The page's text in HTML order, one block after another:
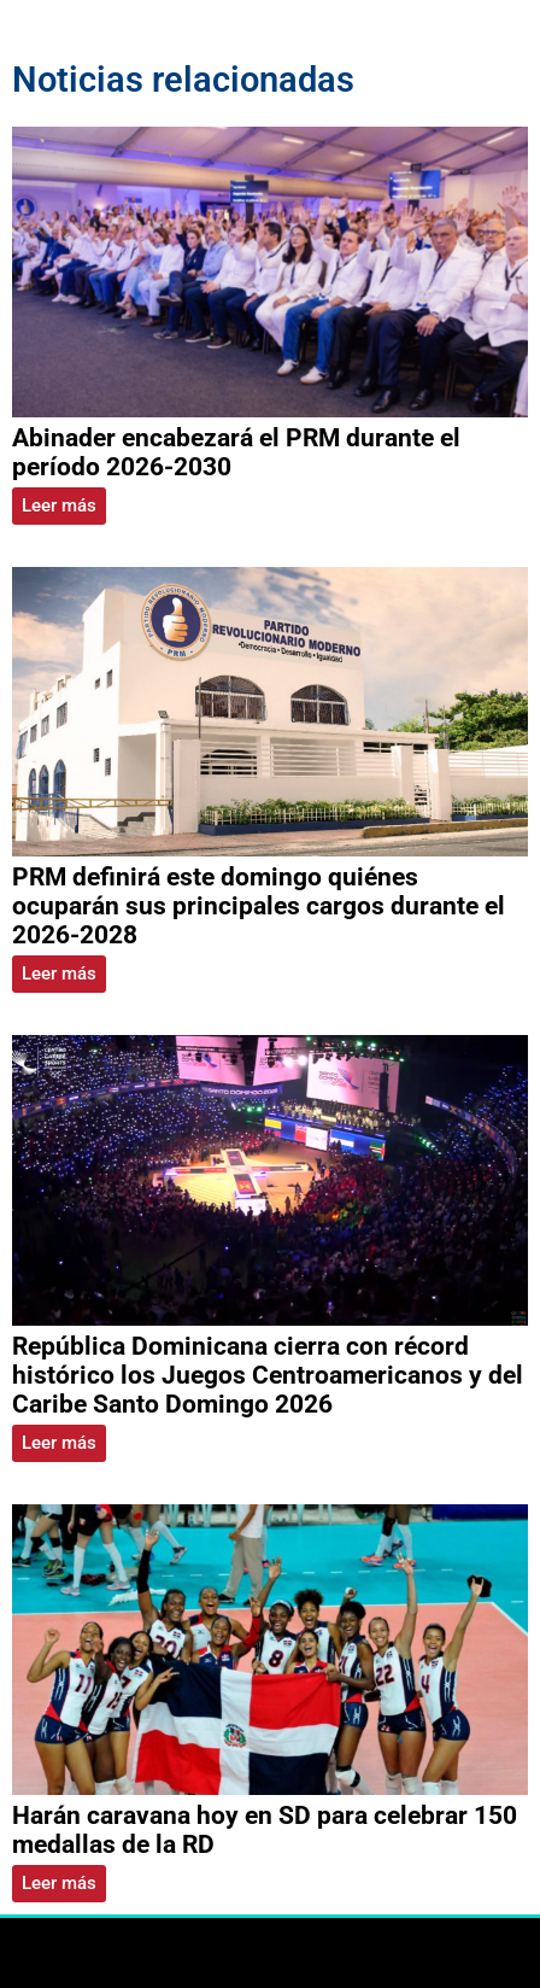
Noticias relacionadas
Abinader encabezará el PRM durante el
período 2026-2030
Leer más
PRM definirá este domingo quiénes
ocuparán sus principales cargos durante el
2026-2028
Leer más
República Dominicana cierra con récord
histórico los Juegos Centroamericanos y del
Caribe Santo Domingo 2026
Leer más
Harán caravana hoy en SD para celebrar 150
medallas de la RD
Leer más